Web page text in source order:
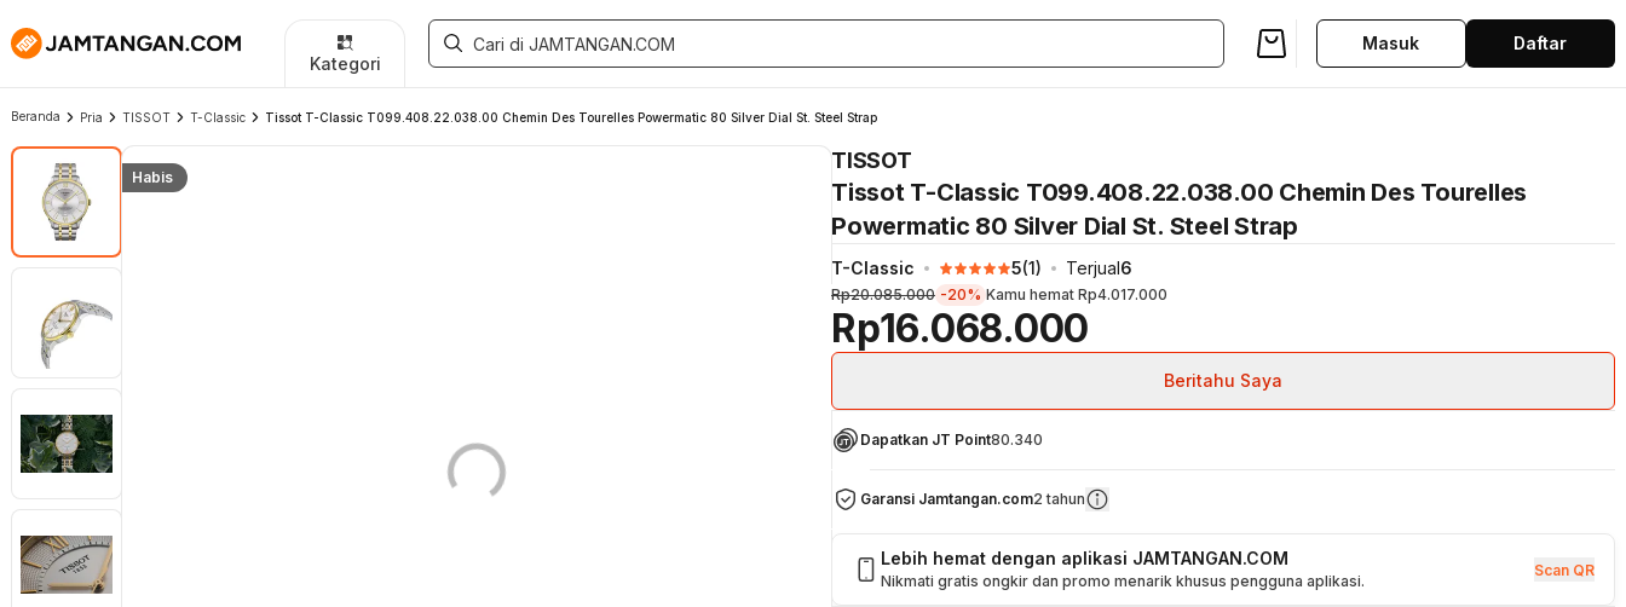
Kategori
Masuk Daftar
Beranda Pria TISSOT T-Classic Tissot T-Classic T099.408.22.038.00 Chemin Des Tourelles Powermatic 80 Silver Dial St. Steel Strap
Habis
TISSOT
Tissot T-Classic T099.408.22.038.00 Chemin Des Tourelles
Powermatic 80 Silver Dial St. Steel Strap
T-Classic 5(1) Terjual6
Rp16.068.000
Rp20.085.000 -20% Kamu hemat Rp4.017.000
Beritahu Saya
Dapatkan JT Point80.340
Garansi Jamtangan.com2 tahun
Lebih hemat dengan aplikasi JAMTANGAN.COM
Nikmati gratis ongkir dan promo menarik khusus pengguna aplikasi.
Scan QR